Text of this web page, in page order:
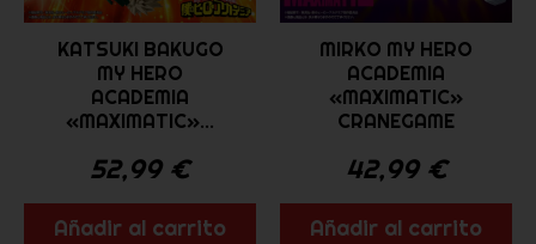
KATSUKI BAKUGO
MY HERO
ACADEMIA
«MAXIMATIC»...
52,99 €
Añadir al carrito
MIRKO MY HERO
ACADEMIA
«MAXIMATIC»
CRANEGAME
42,99 €
Añadir al carrito